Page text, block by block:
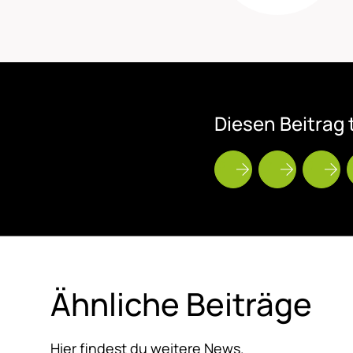
Die­sen Bei­trag
Ähn­li­che Bei­trä­ge
Hier findest du weitere News.